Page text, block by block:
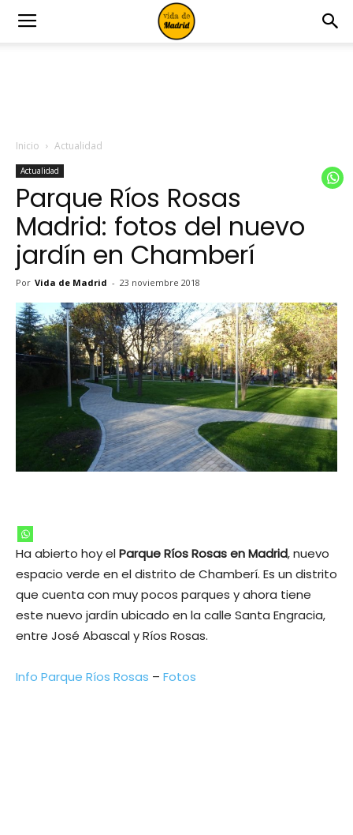
Inicio Actualidad
Actualidad
Parque Ríos Rosas
Madrid: fotos del nuevo
jardín en Chamberí
Por Vida de Madrid - 23 noviembre 2018
Ha abierto hoy elParque Ríos Rosas en Madrid, nuevo
espacio verde en el distrito de Chamberí. Es un distrito
que cuenta con muy pocos parques y ahora tiene
este nuevo jardín ubicado en la calle Santa Engracia,
entre José Abascal y Ríos Rosas.
Info Parque Ríos Rosas – Fotos